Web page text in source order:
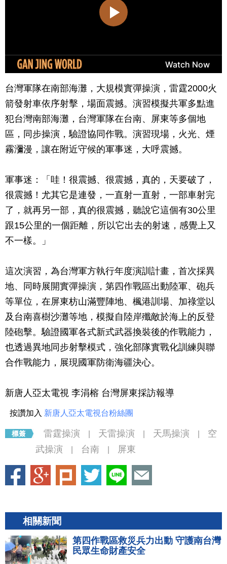
台灣軍隊在南部海灘，大規模實彈操演，雷霆2000火
箭發射車依序射擊，場面震撼。演習模擬共軍多點進
犯台灣南部海灘，台灣軍隊在台南、屏東等多個地
區，同步操演，驗證協同作戰。演習現場，火光、煙
霧瀰漫，讓在附近守候的軍事迷，大呼震撼。
軍事迷：「哇！很震撼、很震撼，真的，天要破了，
很震撼！尤其它是連發，一直射一直射，一部車射完
了，就再另一部，真的很震撼，聽說它這個有30公里
跟15公里的一個距離，所以它出去的射速，感覺上又
不一樣。」
這次演習，為台灣軍方執行年度演訓計畫，首次採異
地、同時展開實彈操演，第四作戰區出動陸軍、砲兵
等單位，在屏東枋山滿豐陣地、楓港訓場、加祿堂以
及台南喜樹沙灘等地，模擬自陸岸殲敵於海上的反登
陸砲擊。驗證國軍各式新式武器換裝後的作戰能力，
也透過異地同步射擊模式，強化部隊實戰化訓練與聯
合作戰能力，展現國軍防衛海疆決心。
新唐人亞太電視 李涓榕 台灣屏東採訪報導
按讚加入 新唐人亞太電視台粉絲團
雷霆操演 天雷操演 天馬操演
空
武操演
台南 屏東
相關新聞
第四作戰區救災兵力出動 守護南台灣
民眾生命財產安全